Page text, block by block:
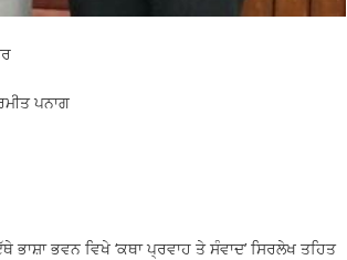
ਪਨਾਗ
ਭਵਨ ਵਿਖੇ ‘ਕਥਾ ਪ੍ਰਵਾਹ ਤੇ ਸੰਵਾਦ’ ਸਿਰਲੇਖ ਤਹਿਤ